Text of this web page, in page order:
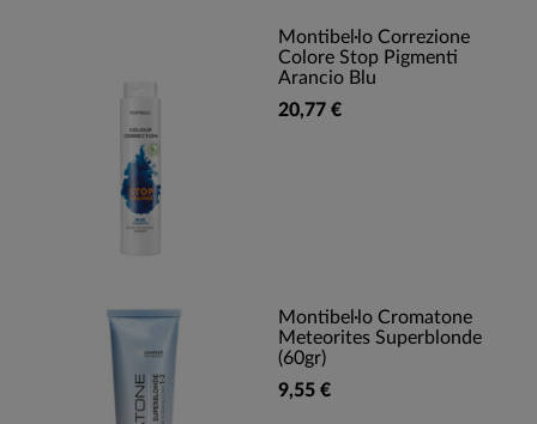
Montibel·lo Correzione
Colore Stop Pigmenti
Arancio Blu
20,77 €
Montibel·lo Cromatone
Meteorites Superblonde
(60gr)
9,55 €